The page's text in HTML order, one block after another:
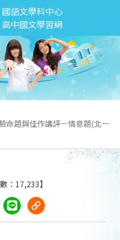
國語文學科中心
高中國文學習網
命題與佳作講評－情意題(北一
：17,233】